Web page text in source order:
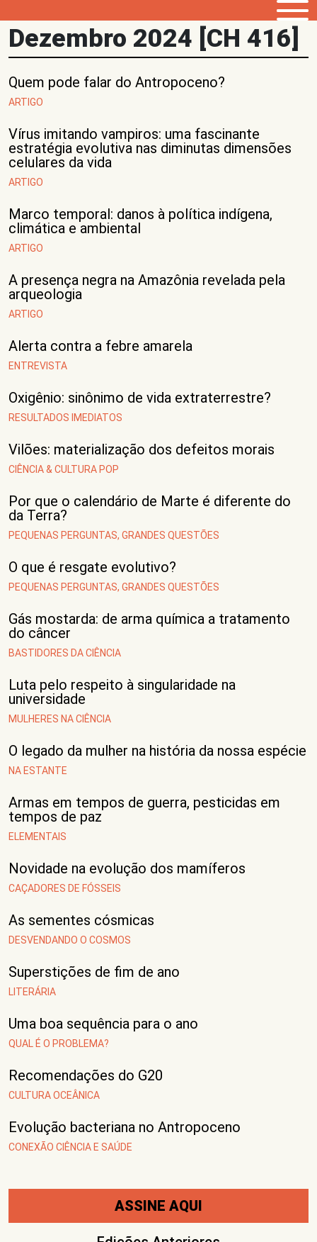
Dezembro 2024 [CH 416]
Quem pode falar do Antropoceno?
ARTIGO
Vírus imitando vampiros: uma fascinante
estratégia evolutiva nas diminutas dimensões
celulares da vida
ARTIGO
Marco temporal: danos à política indígena,
climática e ambiental
ARTIGO
A presença negra na Amazônia revelada pela
arqueologia
ARTIGO
Alerta contra a febre amarela
ENTREVISTA
Oxigênio: sinônimo de vida extraterrestre?
RESULTADOS IMEDIATOS
Vilões: materialização dos defeitos morais
CIÊNCIA & CULTURA POP
Por que o calendário de Marte é diferente do
da Terra?
PEQUENAS PERGUNTAS, GRANDES QUESTÕES
O que é resgate evolutivo?
PEQUENAS PERGUNTAS, GRANDES QUESTÕES
Gás mostarda: de arma química a tratamento
do câncer
BASTIDORES DA CIÊNCIA
Luta pelo respeito à singularidade na
universidade
MULHERES NA CIÊNCIA
O legado da mulher na história da nossa espécie
NA ESTANTE
Armas em tempos de guerra, pesticidas em
tempos de paz
ELEMENTAIS
Novidade na evolução dos mamíferos
CAÇADORES DE FÓSSEIS
As sementes cósmicas
DESVENDANDO O COSMOS
Superstições de fim de ano
LITERÁRIA
Uma boa sequência para o ano
QUAL É O PROBLEMA?
Recomendações do G20
CULTURA OCEÂNICA
Evolução bacteriana no Antropoceno
CONEXÃO CIÊNCIA E SAÚDE
ASSINE AQUI